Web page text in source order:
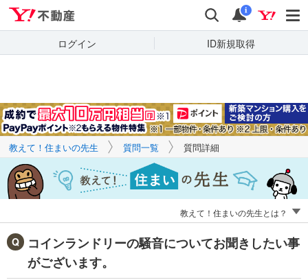
検索 通知
i
ログイン ID新規取得
キーワードで
質問を探す
教えて！住まいの先生 質問一覧 質問詳細
教えて！住まいの先生とは？
コインランドリーの騒音についてお聞きしたい事
がございます。